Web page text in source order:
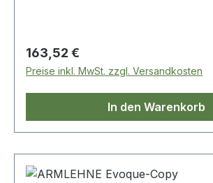
Regulärer Preis:
163,52 €
Preise inkl. MwSt. zzgl. Versandkosten
In den Warenkorb